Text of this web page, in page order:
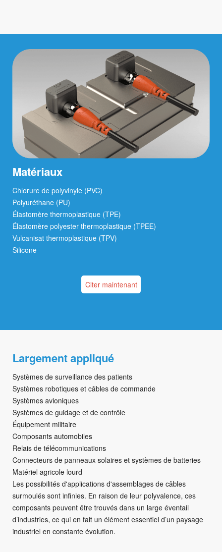
Matériaux
Chlorure de polyvinyle (PVC)
Polyuréthane (PU)
Élastomère thermoplastique (TPE)
Élastomère polyester thermoplastique (TPEE)
Vulcanisat thermoplastique (TPV)
Silicone
Citer maintenant
Largement appliqué
Systèmes de surveillance des patients
Systèmes robotiques et câbles de commande
Systèmes avioniques
Systèmes de guidage et de contrôle
Équipement militaire
Composants automobiles
Relais de télécommunications
Connecteurs de panneaux solaires et systèmes de batteries
Matériel agricole lourd
Les possibilités d'applications d'assemblages de câbles
surmoulés sont infinies. En raison de leur polyvalence, ces
composants peuvent être trouvés dans un large éventail
d’industries, ce qui en fait un élément essentiel d’un paysage
industriel en constante évolution.